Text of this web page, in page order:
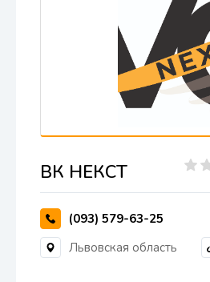
ВК НЕКСТ
(093) 579-63-25
Львовская область